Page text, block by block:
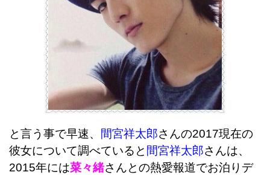
と言う事で早速、 間宮祥太郎さんの2017現在の
彼女について調べていると 間宮祥太郎さんは、
2015年には菜々緒さんとの熱愛報道でお泊りデ